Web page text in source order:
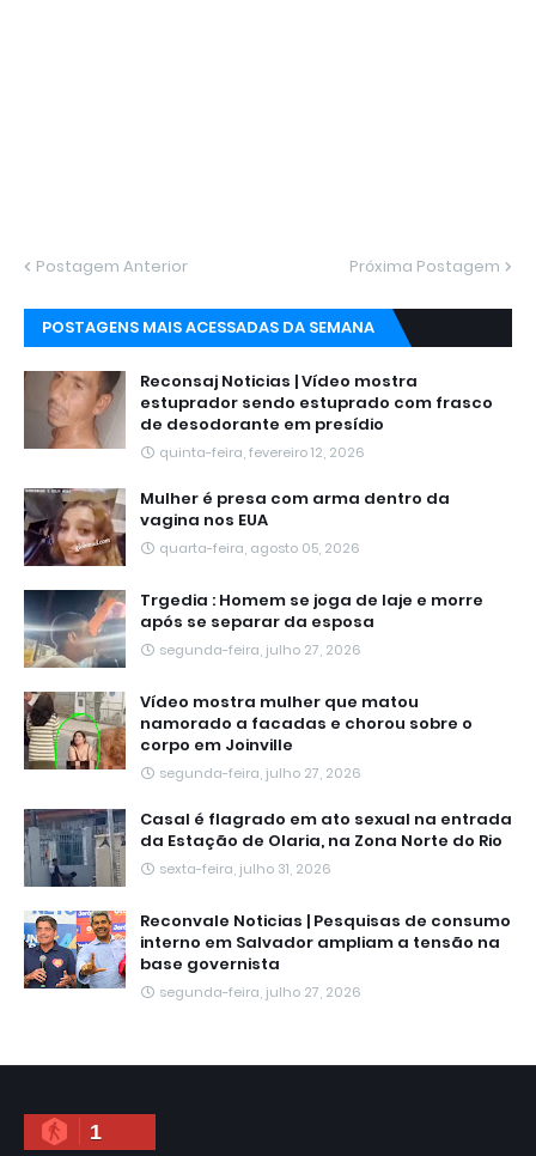
Postagem Anterior Próxima Postagem
POSTAGENS MAIS ACESSADAS DA SEMANA
Reconsaj Noticias | Vídeo mostra
estuprador sendo estuprado com frasco
de desodorante em presídio
quinta-feira, fevereiro 12, 2026
Mulher é presa com arma dentro da
vagina nos EUA
quarta-feira, agosto 05, 2026
Trgedia : Homem se joga de laje e morre
após se separar da esposa
segunda-feira, julho 27, 2026
Vídeo mostra mulher que matou
namorado a facadas e chorou sobre o
corpo em Joinville
segunda-feira, julho 27, 2026
Casal é flagrado em ato sexual na entrada
da Estação de Olaria, na Zona Norte do Rio
sexta-feira, julho 31, 2026
Reconvale Noticias | Pesquisas de consumo
interno em Salvador ampliam a tensão na
base governista
segunda-feira, julho 27, 2026
1